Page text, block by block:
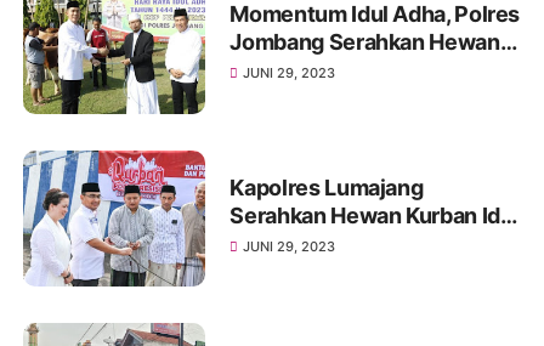
Momentum Idul Adha, Polres
Jombang Serahkan Hewan
Kurban Kepada Pondok
JUNI 29, 2023
Kapolres Lumajang
Serahkan Hewan Kurban Idul
Adha Ke Masjid dan Ponpes
JUNI 29, 2023